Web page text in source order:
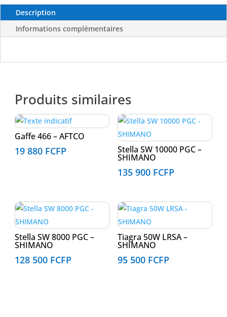
Description
Informations complémentaires
Produits similaires
Gaffe 466 – AFTCO
19 880 FCFP Stella SW 10000 PGC –
SHIMANO
135 900 FCFP
Stella SW 8000 PGC –
SHIMANO
128 500 FCFP
Tiagra 50W LRSA –
SHIMANO
95 500 FCFP